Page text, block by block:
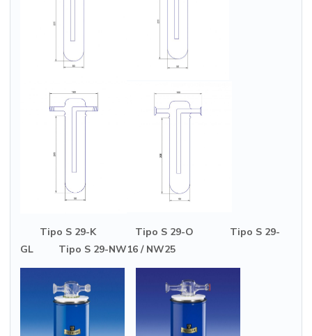
Tipo S 29-K Tipo S 29-O Tipo S 29-
GL Tipo S 29-NW16 / NW25